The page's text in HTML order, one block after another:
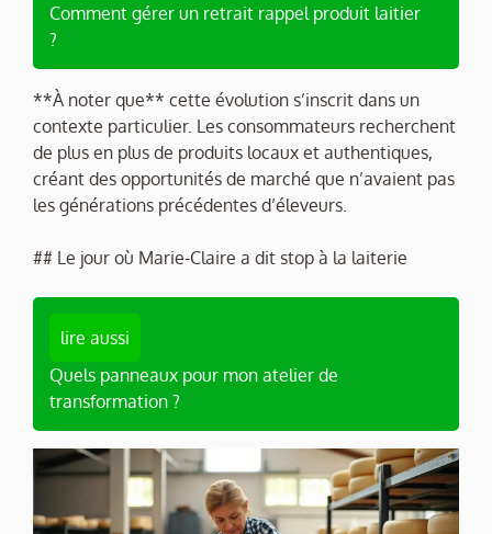
Comment gérer un retrait rappel produit laitier
?
**À noter que** cette évolution s’inscrit dans un
contexte particulier. Les consommateurs recherchent
de plus en plus de produits locaux et authentiques,
créant des opportunités de marché que n’avaient pas
les générations précédentes d’éleveurs.
## Le jour où Marie-Claire a dit stop à la laiterie
lire aussi
Quels panneaux pour mon atelier de
transformation ?